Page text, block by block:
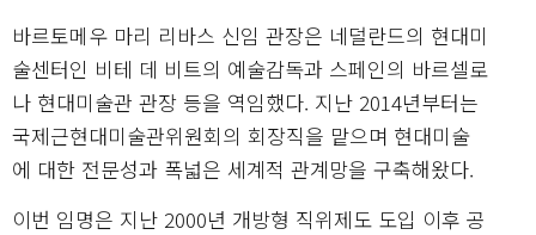
바르토메우 마리 리바스 신임 관장은 네덜란드의 현대미
술센터인 비테 데 비트의 예술감독과 스페인의 바르셀로
나 현대미술관 관장 등을 역임했다. 지난 2014년부터는
국제근현대미술관위원회의 회장직을 맡으며 현대미술
에 대한 전문성과 폭넓은 세계적 관계망을 구축해왔다.
이번 임명은 지난 2000년 개방형 직위제도 도입 이후 공